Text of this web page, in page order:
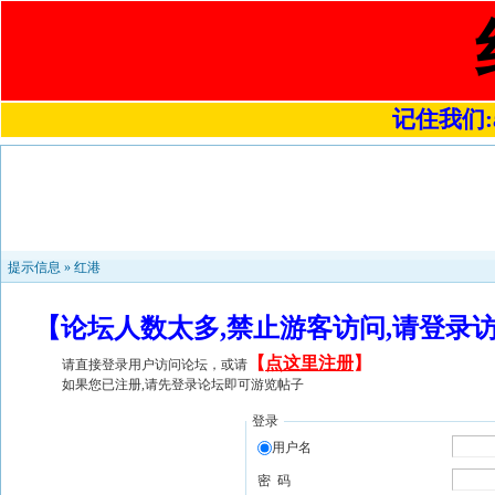
记住我们
提示信息 » 红港
【论坛人数太多,禁止游客访问,请登
请直接登录用户访问论坛，或请 【 点这里注册】
如果您已注册,请先登录论坛即可游览帖子
登录
用户名
密 码